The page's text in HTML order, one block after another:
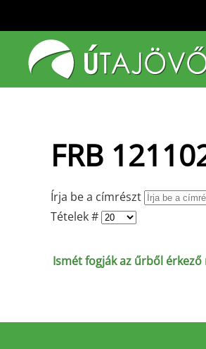
Fő tartalom átugrása
FRB
Írja be a címrészt
Tételek #
Ismét fogják az űrből